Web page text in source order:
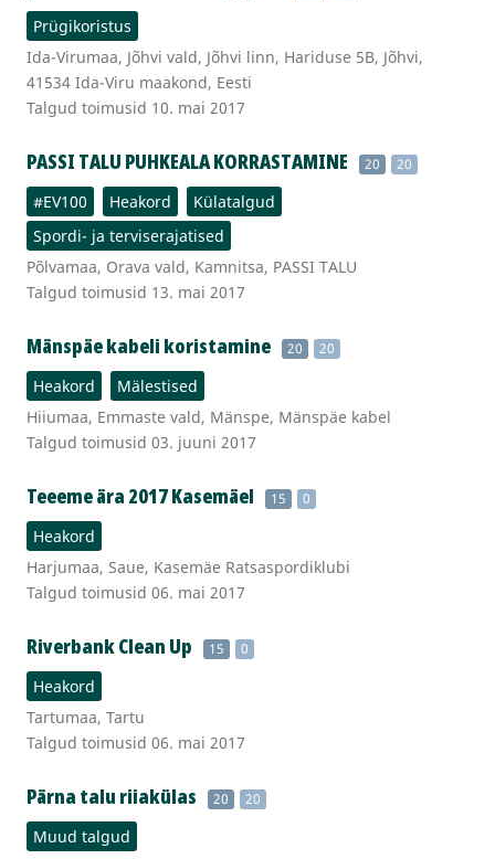
Prügikoristus
Ida-Virumaa, Jõhvi vald, Jõhvi linn, Hariduse 5B, Jõhvi,
41534 Ida-Viru maakond, Eesti
Talgud toimusid 10. mai 2017
PASSI TALU PUHKEALA KORRASTAMINE 20 20
#EV100 Heakord
Külatalgud
Spordi- ja terviserajatised
Põlvamaa, Orava vald, Kamnitsa, PASSI TALU
Talgud toimusid 13. mai 2017
Mänspäe kabeli koristamine 20 20
Heakord
Mälestised
Hiiumaa, Emmaste vald, Mänspe, Mänspäe kabel
Talgud toimusid 03. juuni 2017
Teeeme ära 2017 Kasemäel 15 0
Heakord
Harjumaa, Saue, Kasemäe Ratsaspordiklubi
Talgud toimusid 06. mai 2017
Riverbank Clean Up 15 0
Heakord
Tartumaa, Tartu
Talgud toimusid 06. mai 2017
Pärna talu riiakülas 20 20
Muud talgud